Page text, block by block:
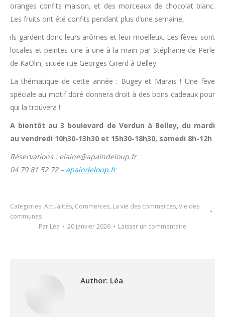
oranges confits maison, et des morceaux de chocolat blanc.
Les fruits ont été confits pendant plus d’une semaine,
ils gardent donc leurs arômes et leur moelleux. Les fèves sont
locales et peintes une à une à la main par Stéphanie de Perle
de KaOlin, située rue Georges Girerd à Belley.
La thématique de cette année : Bugey et Marais ! Une fève
spéciale au motif doré donnera droit à des bons cadeaux pour
qui la trouvera !
A bientôt au 3 boulevard de Verdun à Belley, du mardi
au vendredi 10h30-13h30 et 15h30-18h30, samedi 8h-12h
Réservations : elaine@apaindeloup.fr
04 79 81 52 72 – apaindeloup.fr
Categories: Actualités, Commerces, La vie des commerces, Vie des
communes
Par Léa 20 janvier 2026 Laisser un commentaire
Author: Léa